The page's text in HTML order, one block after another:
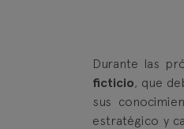
Durante las
ficticio, que
sus
estratégico y